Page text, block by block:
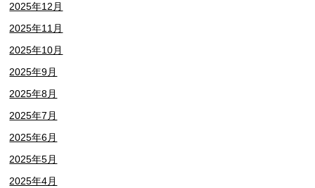
2025年12月
2025年11月
2025年10月
2025年9月
2025年8月
2025年7月
2025年6月
2025年5月
2025年4月